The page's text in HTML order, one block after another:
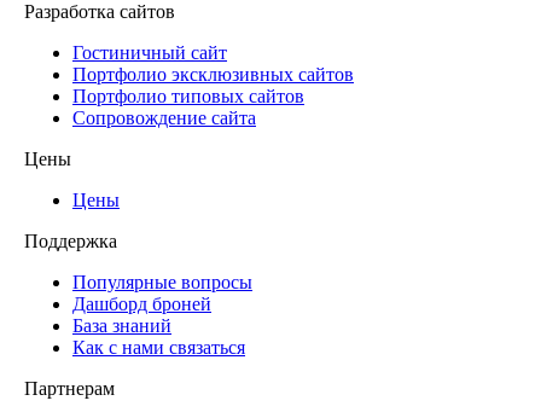
Разработка сайтов
Гостиничный сайт
Портфолио эксклюзивных сайтов
Портфолио типовых сайтов
Сопровождение сайта
Цены
Цены
Поддержка
Популярные вопросы
Дашборд броней
База знаний
Как с нами связаться
Партнерам